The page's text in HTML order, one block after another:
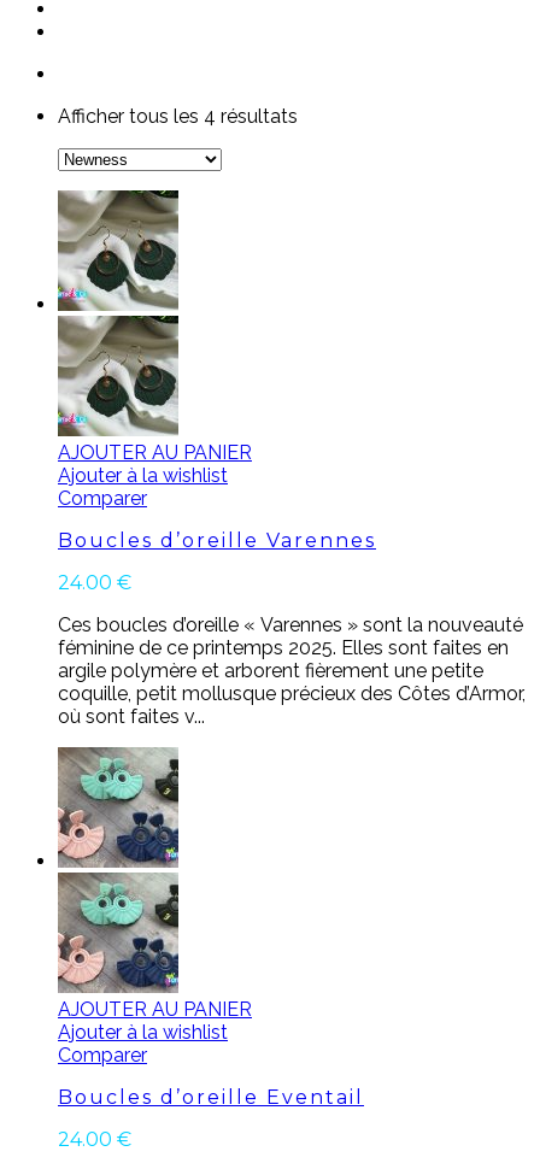
Afficher tous les 4 résultats
AJOUTER AU PANIER
Ajouter à la wishlist
Comparer
Boucles d’oreille Varennes
24.00 €
Ces boucles d’oreille « Varennes » sont la nouveauté
féminine de ce printemps 2025. Elles sont faites en
argile polymère et arborent fièrement une petite
coquille, petit mollusque précieux des Côtes d’Armor,
où sont faites v...
AJOUTER AU PANIER
Ajouter à la wishlist
Comparer
Boucles d’oreille Eventail
24.00 €